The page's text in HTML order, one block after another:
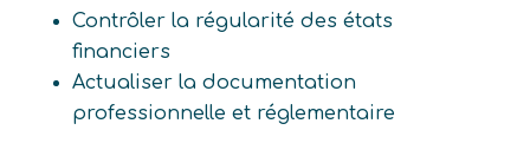
Contrôler la régularité des états
financiers
Actualiser la documentation
professionnelle et réglementaire